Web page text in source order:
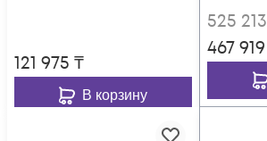
121 975 ₸
В корзину
525 213
467 919